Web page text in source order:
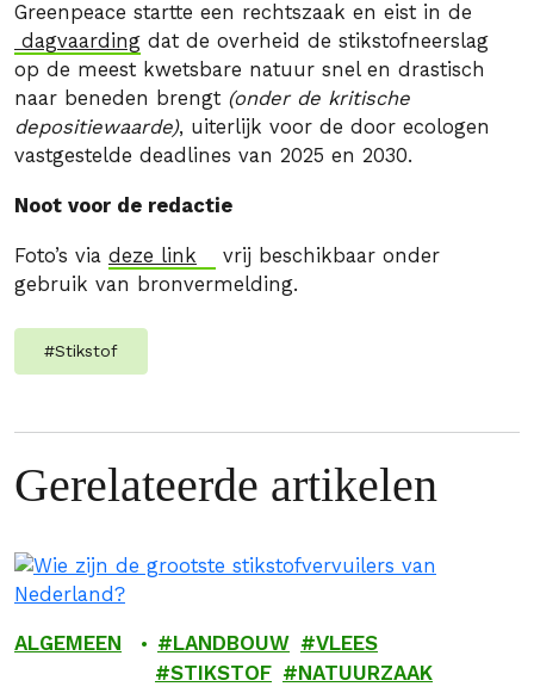
Greenpeace startte een rechtszaak en eist in de
dagvaarding dat de overheid de stikstofneerslag
op de meest kwetsbare natuur snel en drastisch
naar beneden brengt (onder de kritische
depositiewaarde), uiterlijk voor de door ecologen
vastgestelde deadlines van 2025 en 2030.
Noot voor de redactie
Foto’s via deze link
vrij beschikbaar onder
gebruik van bronvermelding.
#Stikstof
Gerelateerde artikelen
ALGEMEEN LANDBOUW
VLEES
STIKSTOF
NATUURZAAK